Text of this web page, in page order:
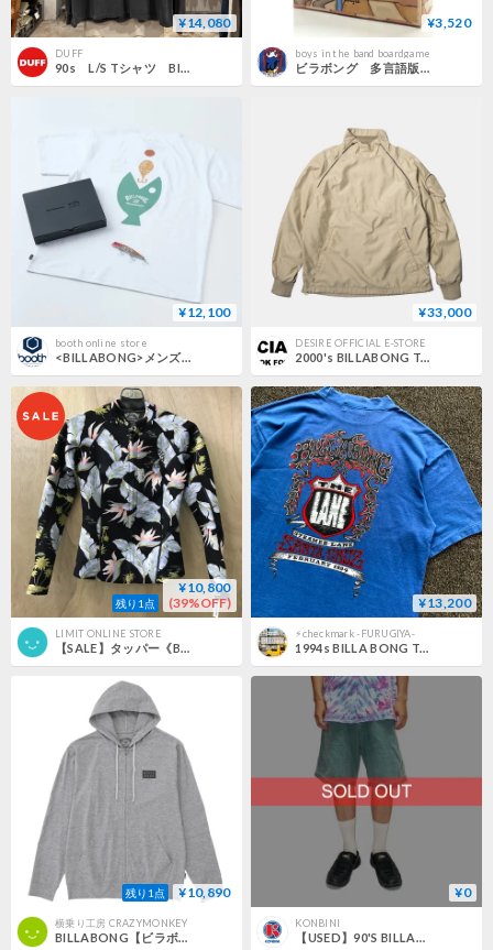
¥14,080
DUFF
90s L/S Tシャツ BILLABONG USA製 Size XL ビラボン サーフ 雰囲気系 (S4803)
¥3,520
boys in the band boardgame
ビラボング 多言語版 Billabong Lboard
¥12,100
booth online store
<BILLABONG>メンズ MEGABASS SURF FLEX サーフTシャツ 【OVER FIT】【2025年夏モデル】BF01A867
¥33,000
DESIRE OFFICIAL E-STORE
2000's BILLABONG Technical Jacket M
残り1点
¥10,800
(39%OFF)
LIMIT ONLINE STORE
¥13,200
⚡︎checkmark -FURUGIYA-
残り1点 ¥10,890
横乗り工房 CRAZYMONKEY
BILLABONG【ビラボン】 SURF FLEX ZIP LSラッシュパーカー 水陸両用 GRH Lサイズ
¥0
KONBINI
【USED】90'S BILLABONG SHORTS